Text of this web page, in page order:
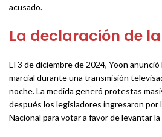
acusado.
La declaración de
El 3 de diciembre de 2024, Yoon
marcial durante una transmisión
noche. La medida generó protestas
después los legisladores ingresaron por
Nacional para votar a favor de levantar la